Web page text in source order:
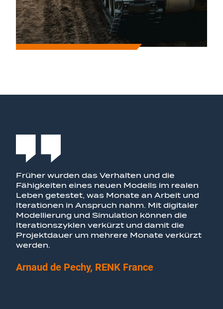
Früher wurden das Verhalten und die
Fähigkeiten eines neuen Modells im realen
Leben getestet, was Monate an Arbeit und
Iterationen in Anspruch nahm. Mit digitaler
Modellierung und Simulation können die
Iterationszyklen verkürzt und damit die
Projektdauer um mehrere Monate verkürzt
werden.
Arnaud de Pechy, RENK France